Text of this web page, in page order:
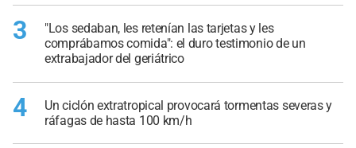
3
"Los sedaban, les retenían las tarjetas y les
comprábamos comida": el duro testimonio de un
extrabajador del geriátrico
4
Un ciclón extratropical provocará tormentas severas y
ráfagas de hasta 100 km/h